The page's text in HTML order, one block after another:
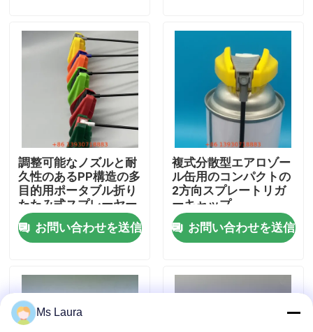
私達について
工場旅行
品質管理
接触米国
ニュース
ブタンのガス弁
調整可能なノズルと耐
久性のあるPP構造の多
目的用ポータブル折り
たたみ式スプレーヤー
お問い合わせを送信
複式分散型エアロゾー
ル缶用のコンパクトの
2方向スプレートリガ
ーキャップ
お問い合わせを送信
Ms Laura